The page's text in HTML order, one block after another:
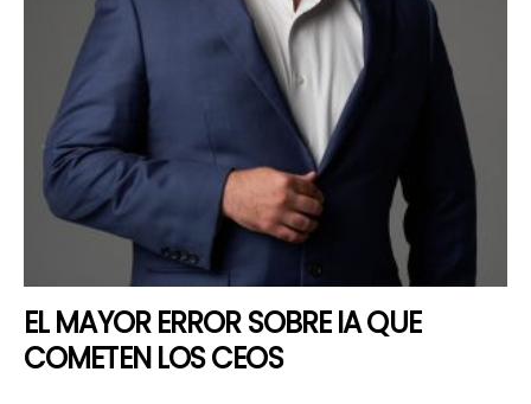
EL MAYOR ERROR SOBRE IA QUE
COMETEN LOS CEOS